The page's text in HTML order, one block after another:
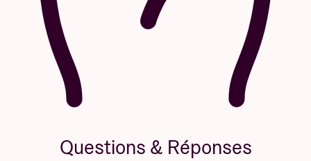
Questions & Réponses